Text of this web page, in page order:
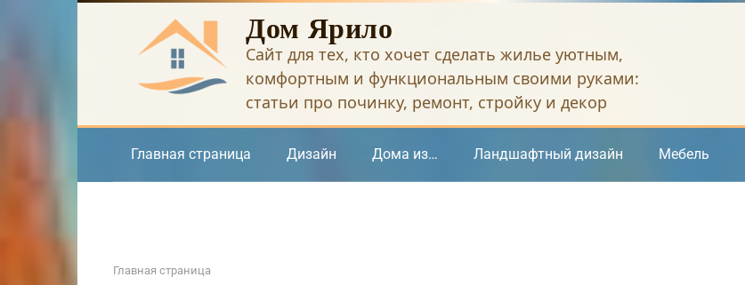
Дом Ярило
Сайт для тех, кто хочет сделать жилье уютным,
комфортным и функциональным своими руками:
статьи про починку, ремонт, стройку и декор
Главная страница Дизайн Дома из… Ландшафтный дизайн Мебель
Главная страница